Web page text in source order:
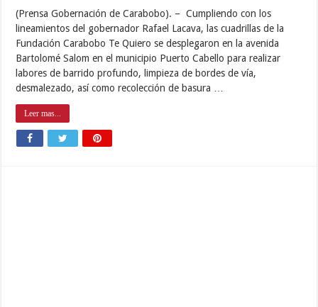
(Prensa Gobernación de Carabobo). – Cumpliendo con los
lineamientos del gobernador Rafael Lacava, las cuadrillas de la
Fundación Carabobo Te Quiero se desplegaron en la avenida
Bartolomé Salom en el municipio Puerto Cabello para realizar
labores de barrido profundo, limpieza de bordes de vía,
desmalezado, así como recolección de basura …
Leer mas...